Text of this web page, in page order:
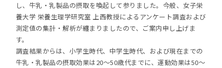
し、牛乳・乳製品の摂取を喚起して参りました。今般、女子栄
養大学 栄養生理学研究室 上西教授によるアンケート調査および
測定値の集計・解析が纏まりましたので、ご案内申し上げま
す。
調査結果からは、小学生時代、中学生時代、および現在までの
牛乳・乳製品の摂取効果は20～50歳代までに、運動効果は50～